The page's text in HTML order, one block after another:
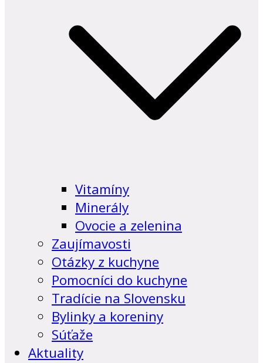
Vitamíny
Minerály
Ovocie a zelenina
Zaujímavosti
Otázky z kuchyne
Pomocníci do kuchyne
Tradície na Slovensku
Bylinky a koreniny
Súťaže
Aktuality